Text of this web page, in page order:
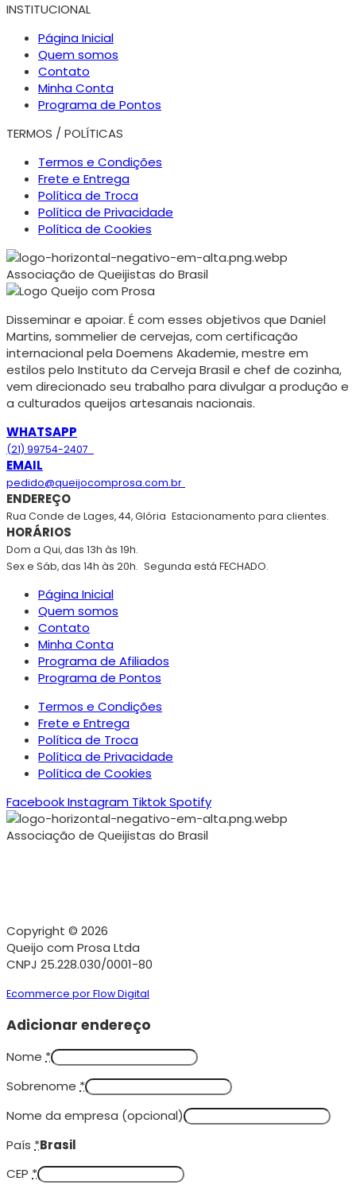
INSTITUCIONAL
Página Inicial
Quem somos
Contato
Minha Conta
Programa de Pontos
TERMOS / POLÍTICAS
Termos e Condições
Frete e Entrega
Política de Troca
Política de Privacidade
Política de Cookies
Associação de Queijistas do Brasil
Disseminar e apoiar. É com esses objetivos que Daniel
Martins, sommelier de cervejas, com certificação
internacional pela Doemens Akademie, mestre em
estilos pelo Instituto da Cerveja Brasil e chef de cozinha,
vem direcionado seu trabalho para divulgar a produção e
a culturados queijos artesanais nacionais.
WHATSAPP
(21) 99754-2407
EMAIL
pedido@queijocomprosa.com.br
ENDEREÇO
Rua Conde de Lages, 44, Glória Estacionamento para clientes.
HORÁRIOS
Dom a Qui, das 13h às 19h.
Sex e Sáb, das 14h às 20h. Segunda está FECHADO.
Página Inicial
Quem somos
Contato
Minha Conta
Programa de Afiliados
Programa de Pontos
Termos e Condições
Frete e Entrega
Política de Troca
Política de Privacidade
Política de Cookies
FacebookInstagram TiktokSpotify
Associação de Queijistas do Brasil
Copyright © 2026
Queijo com Prosa Ltda
CNPJ 25.228.030/0001-80
Ecommerce por Flow Digital
Adicionar endereço
Nome *
Sobrenome *
Nome da empresa (opcional)
País *Brasil
CEP *